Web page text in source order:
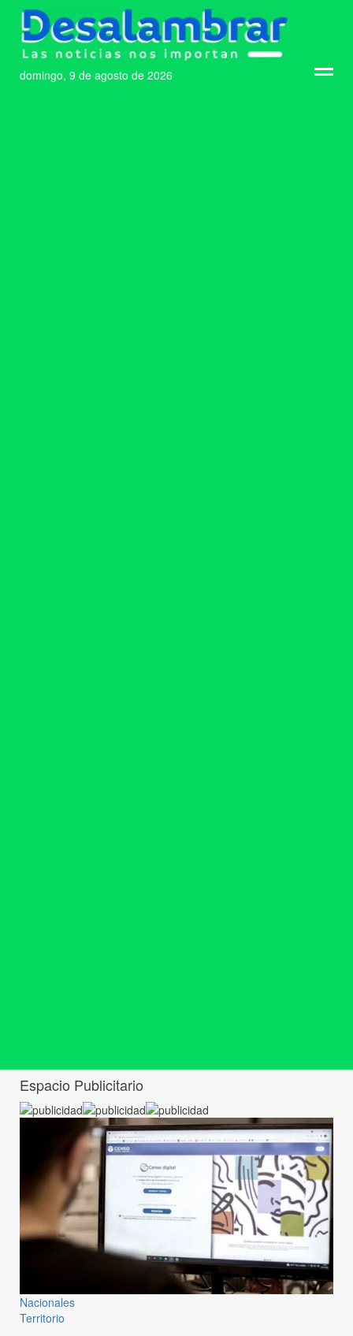
domingo, 9 de agosto de 2026
Espacio Publicitario
Nacionales
Territorio